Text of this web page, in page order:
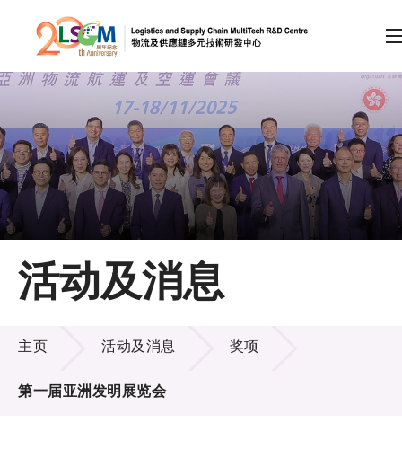
跳到内容（按回车键）
会员登录
A A EN 繁 简
主页
关于LSCM
技术商品化
项目及资助计划
活动及消息
活动及消息
主页 活动及消息 奖项
第一届亚洲发明展览会